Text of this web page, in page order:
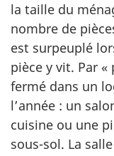
la taille du
nombre de
est surpeuplé
pièce y vit. Par
fermé dans un
l’année : un
cuisine ou une
sous-sol. La